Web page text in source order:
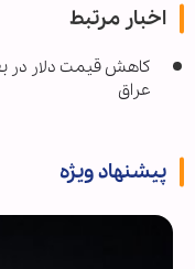
اخبار مرتبط
کاهش قیمت دلار در
عراق
پیشنهاد ویژه